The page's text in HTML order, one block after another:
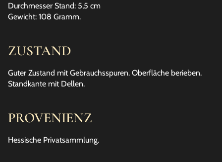
Durchmesser Stand: 5,5 cm
Gewicht: 108 Gramm.
ZUSTAND
Guter Zustand mit Gebrauchsspuren. Oberfläche berieben.
Standkante mit Dellen.
PROVENIENZ
Hessische Privatsammlung.